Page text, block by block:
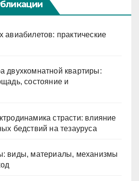
авиабилетов: практические
двухкомнатной квартиры:
состояние и
страсти: влияние
бедствий на тезауруса
виды, материалы, механизмы